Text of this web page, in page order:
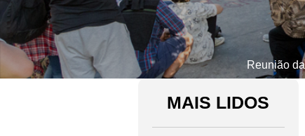
Reunião
MAIS LIDOS